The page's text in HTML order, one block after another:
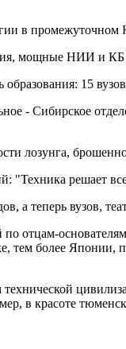
в
мощные НИИ и КБ
15
- Сибирское
лозунга,
"Техника решает
а теперь вузов,
по отцам-
тем более Японии,
в красоте